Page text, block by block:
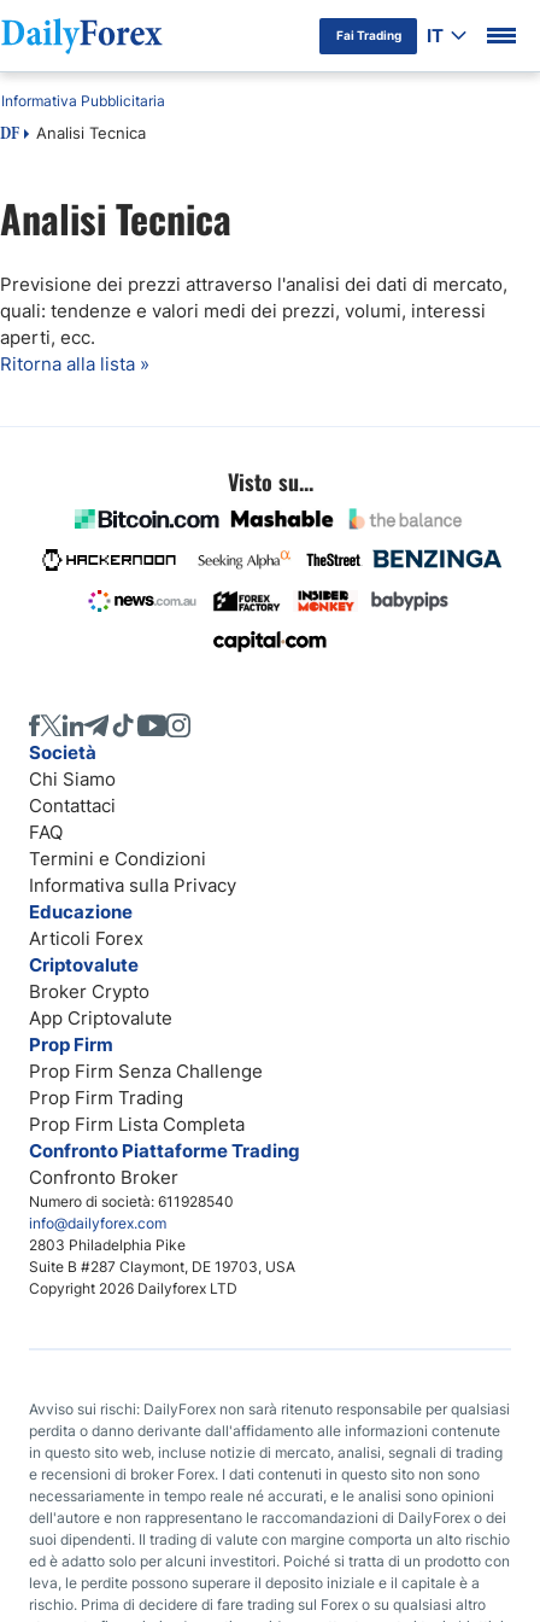
Fai Trading IT
DF Analisi Tecnica
Informativa Pubblicitaria
Analisi Tecnica
Previsione dei prezzi attraverso l'analisi dei dati di mercato,
quali: tendenze e valori medi dei prezzi, volumi, interessi
aperti, ecc.
Ritorna alla lista »
Visto su...
Numero di società: 611928540
info@dailyforex.com
2803 Philadelphia Pike
Suite B #287 Claymont, DE 19703, USA
Copyright 2026 Dailyforex LTD
Società
Chi Siamo
Contattaci
FAQ
Termini e Condizioni
Informativa sulla Privacy
Educazione
Articoli Forex
Criptovalute
Broker Crypto
App Criptovalute
Prop Firm
Prop Firm Senza Challenge
Prop Firm Trading
Prop Firm Lista Completa
Confronto Piattaforme Trading
Confronto Broker
Avviso sui rischi: DailyForex non sarà ritenuto responsabile per qualsiasi
perdita o danno derivante dall'affidamento alle informazioni contenute
in questo sito web, incluse notizie di mercato, analisi, segnali di trading
e recensioni di broker Forex. I dati contenuti in questo sito non sono
necessariamente in tempo reale né accurati, e le analisi sono opinioni
dell'autore e non rappresentano le raccomandazioni di DailyForex o dei
suoi dipendenti. Il trading di valute con margine comporta un alto rischio
ed è adatto solo per alcuni investitori. Poiché si tratta di un prodotto con
leva, le perdite possono superare il deposito iniziale e il capitale è a
rischio. Prima di decidere di fare trading sul Forex o su qualsiasi altro